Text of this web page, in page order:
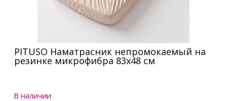
PITUSO Наматрасник непромокаемый на
резинке микрофибра 83х48 см
В наличии